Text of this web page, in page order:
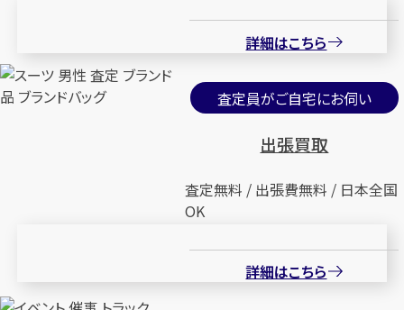
詳細はこちら
査定員がご自宅にお伺い
出張買取
査定無料 / 出張費無料 / 日本全国
OK
詳細はこちら